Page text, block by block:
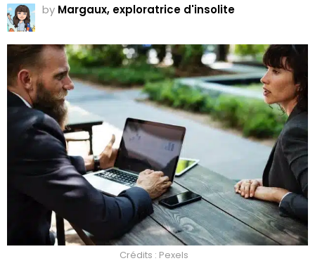
by Margaux, exploratrice d'insolite
Crédits : Pexels